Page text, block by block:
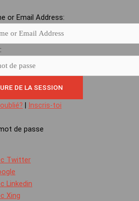
or Email Address:
| Inscris-toi
de passe
Twitter
Linkedin
Xing